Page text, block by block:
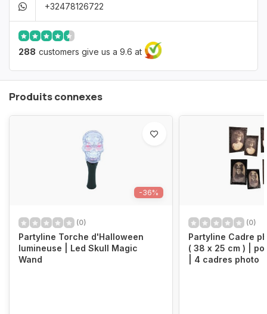
+32478126722
288 customers give us a 9.6 at
Produits connexes
-36%
(0)
Partyline Torche d'Halloween
lumineuse | Led Skull Magic
Wand
(0)
Partyline Cadre
( 38 x 25 cm ) | portrait d'horreur
| 4 cadres photo